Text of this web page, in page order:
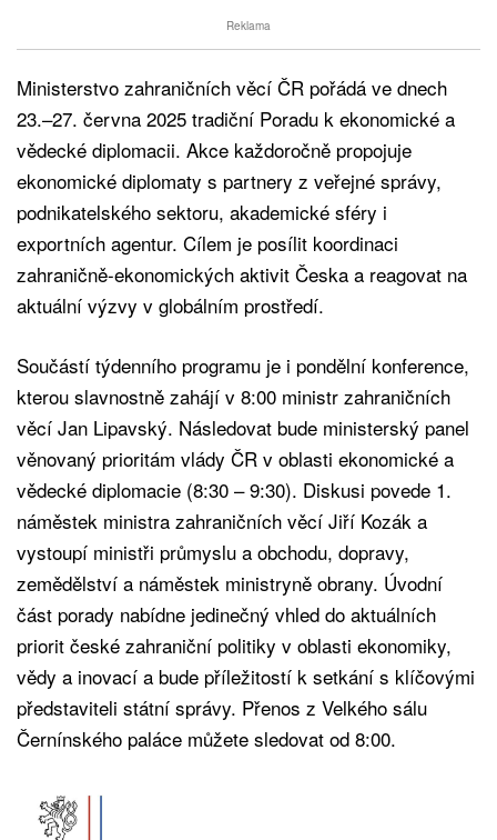
Reklama
Ministerstvo zahraničních věcí ČR pořádá ve dnech
23.–27. června 2025 tradiční Poradu k ekonomické a
vědecké diplomacii. Akce každoročně propojuje
ekonomické diplomaty s partnery z veřejné správy,
podnikatelského sektoru, akademické sféry i
exportních agentur. Cílem je posílit koordinaci
zahraničně-ekonomických aktivit Česka a reagovat na
aktuální výzvy v globálním prostředí.
Součástí týdenního programu je i pondělní konference,
kterou slavnostně zahájí v 8:00 ministr zahraničních
věcí Jan Lipavský. Následovat bude ministerský panel
věnovaný prioritám vlády ČR v oblasti ekonomické a
vědecké diplomacie (8:30 – 9:30). Diskusi povede 1.
náměstek ministra zahraničních věcí Jiří Kozák a
vystoupí ministři průmyslu a obchodu, dopravy,
zemědělství a náměstek ministryně obrany. Úvodní
část porady nabídne jedinečný vhled do aktuálních
priorit české zahraniční politiky v oblasti ekonomiky,
vědy a inovací a bude příležitostí k setkání s klíčovými
představiteli státní správy. Přenos z Velkého sálu
Černínského paláce můžete sledovat od 8:00.